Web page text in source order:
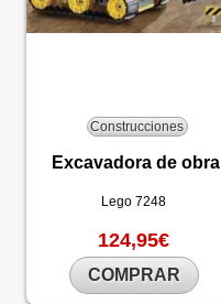
Construcciones
Excavadora de obra
Lego7248
124,95€
COMPRAR